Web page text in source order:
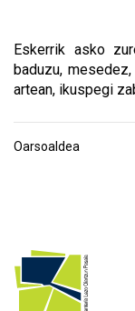
Eskerrik asko
baduzu,
artean, ikuspegi
Oarsoaldea